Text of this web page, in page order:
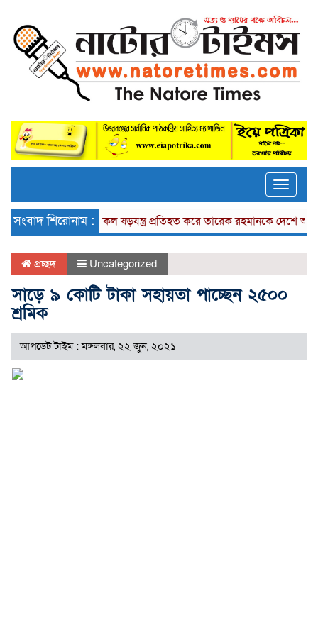
Toggle
সংবাদ শিরোনাম :সকল ষড়যন্ত্র প্রতিহত করে তারেক রহমানকে দেশে আনতে
প্রচ্ছদ Uncategorized
সাড়ে ৯ কোটি টাকা সহায়তা পাচ্ছেন ২৫০০
শ্রমিক
আপডেট টাইম : মঙ্গলবার, ২২ জুন, ২০২১